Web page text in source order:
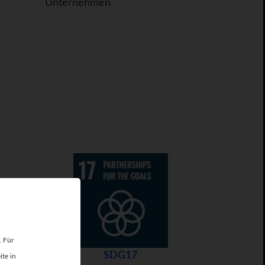
Unternehmen
SDG17
Für
in